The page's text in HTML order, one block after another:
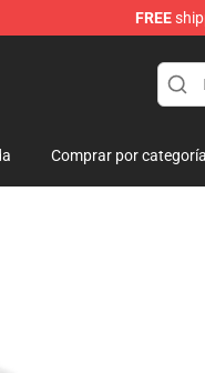
FREE
Shop
Comprar por categoría